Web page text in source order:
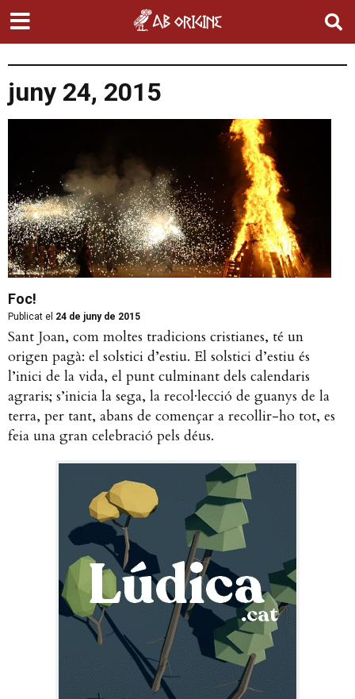
juny 24, 2015
Foc!
Publicat el 24 de juny de 2015
Sant Joan, com moltes tradicions cristianes, té un
origen pagà: el solstici d’estiu. El solstici d’estiu és
l’inici de la vida, el punt culminant dels calendaris
agraris; s’inicia la sega, la recol·lecció de guanys de la
terra, per tant, abans de començar a recollir-ho tot, es
feia una gran celebració pels déus.